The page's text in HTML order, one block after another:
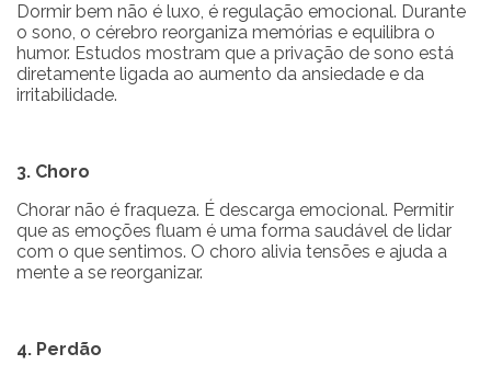
Dormir bem não é luxo, é regulação emocional. Durante
o sono, o cérebro reorganiza memórias e equilibra o
humor. Estudos mostram que a privação de sono está
diretamente ligada ao aumento da ansiedade e da
irritabilidade.
3. Choro
Chorar não é fraqueza. É descarga emocional. Permitir
que as emoções fluam é uma forma saudável de lidar
com o que sentimos. O choro alivia tensões e ajuda a
mente a se reorganizar.
4. Perdão